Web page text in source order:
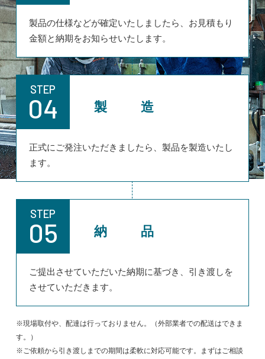
製品の仕様などが確定いたしましたら、お見積もり
金額と納期をお知らせいたします。
STEP
04 製 造
正式にご発注いただきましたら、製品を製造いたし
ます。
STEP
05 納 品
ご提出させていただいた納期に基づき、引き渡しを
させていただきます。
※現場取付や、配達は行っておりません。（外部業者での配送はできま
す。）
※ご依頼から引き渡しまでの期間は柔軟に対応可能です。まずはご相談